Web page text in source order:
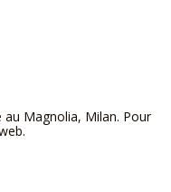
Magnolia, Milan. Pour